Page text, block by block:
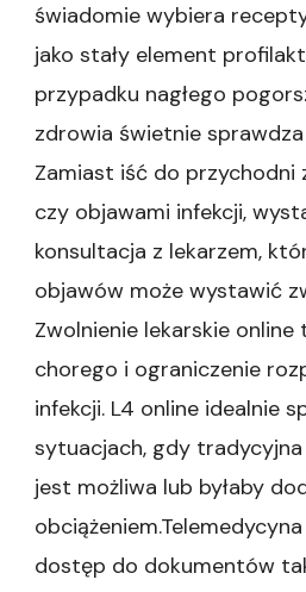
świadomie wybiera
jako stały element
przypadku nagłego
zdrowia świetnie
Zamiast iść do przychodni
czy objawami infekcji,
konsultacja z lekarzem,
objawów może wystawić
Zwolnienie lekarskie
chorego i ograniczenie
infekcji. L4 online idealnie
sytuacjach, gdy
jest możliwa lub byłaby
dostęp do dokumentów